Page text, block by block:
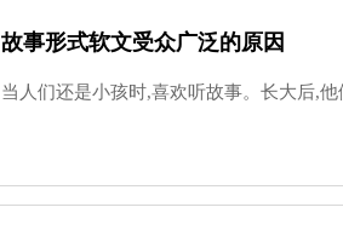
故事形式软文受众广泛的原因
当人们还是小孩时,喜欢听故事。长大后,